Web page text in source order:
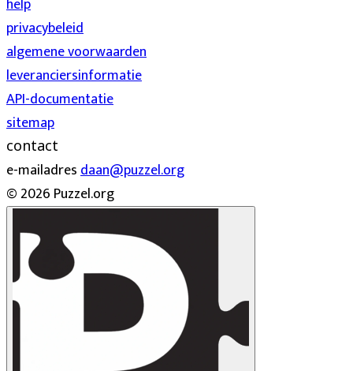
help
privacybeleid
algemene voorwaarden
leveranciersinformatie
API-documentatie
sitemap
contact
e-mailadresdaan@puzzel.org
© 2026 Puzzel.org